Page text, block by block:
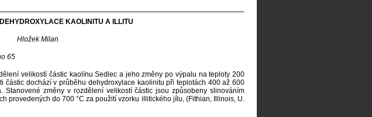
KAOLINITU A ILLITU
Hložek Milan
65
velikostí částic kaolínu Sedlec a jeho změny po výpalu na teploty 200
částic dochází v průběhu dehydroxylace kaolinitu při teplotách 400 až 600
Stanovené změny v rozdělení velikostí částic jsou způsobeny slinováním
provedených do 700 °C za použití vzorku illitického jílu, (Fithian, Illinois, U.